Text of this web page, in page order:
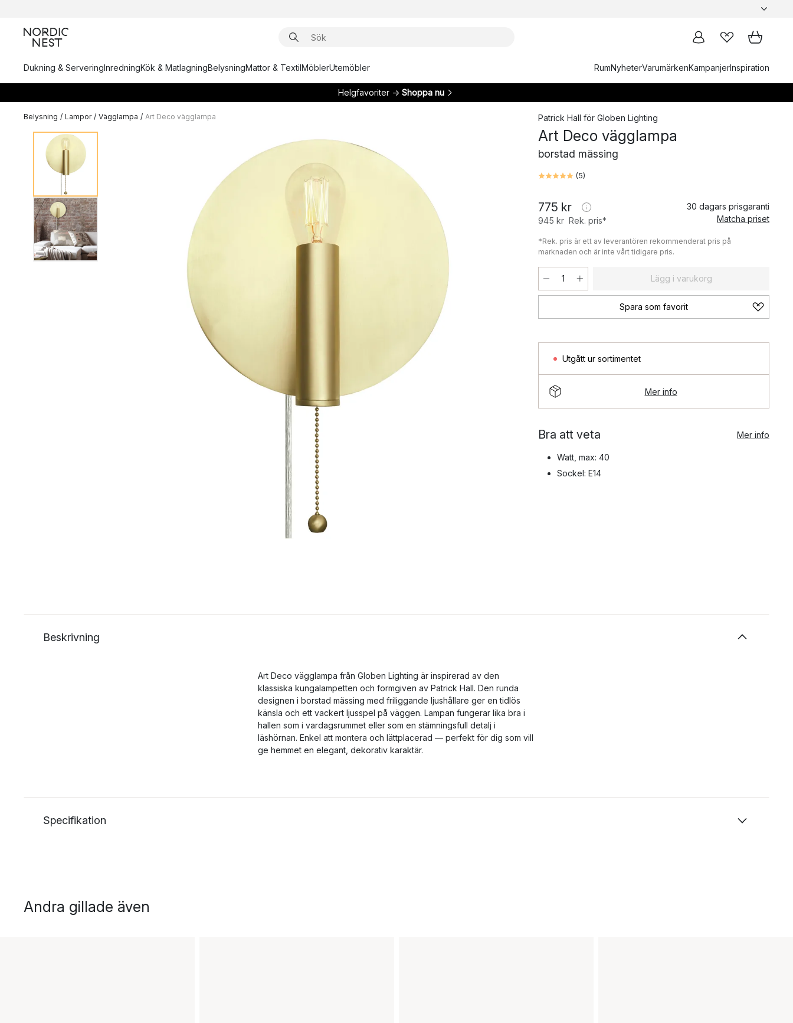
Dukning & ServeringInredningKök & MatlagningBelysningMattor & TextilMöblerUtemöbler RumNyheterVarumärkenKampanjerInspiration
Helgfavoriter → Shoppa nu
Belysning / Lampor / Vägglampa / Art Deco vägglampa Patrick Hall för Globen Lighting
Art Deco vägglampa
borstad mässing
(5)
775 kr
945 kr Rek. pris*
30 dagars prisgaranti
Matcha priset
*Rek. pris är ett av leverantören rekommenderat pris på
marknaden och är inte vårt tidigare pris.
Lägg i varukorg
Spara som favorit
Utgått ur sortimentet
Mer info
Bra att veta Mer info
Watt, max: 40
Sockel: E14
Beskrivning
Art Deco vägglampa från Globen Lighting är inspirerad av den
klassiska kungalampetten och formgiven av Patrick Hall. Den runda
designen i borstad mässing med friliggande ljushållare ger en tidlös
känsla och ett vackert ljusspel på väggen. Lampan fungerar lika bra i
hallen som i vardagsrummet eller som en stämningsfull detalj i
läshörnan. Enkel att montera och lättplacerad — perfekt för dig som vill
ge hemmet en elegant, dekorativ karaktär.
Specifikation
Andra gillade även